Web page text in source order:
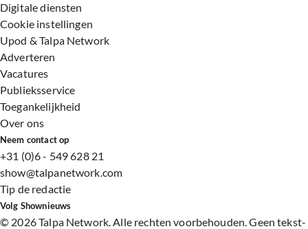
Digitale diensten
Cookie instellingen
Upod & Talpa Network
Adverteren
Vacatures
Publieksservice
Toegankelijkheid
Over ons
Neem contact op
+31 (0)6 - 549 628 21
show@talpanetwork.com
Tip de redactie
Volg Shownieuws
© 2026 Talpa Network. Alle rechten voorbehouden. Geen tekst-